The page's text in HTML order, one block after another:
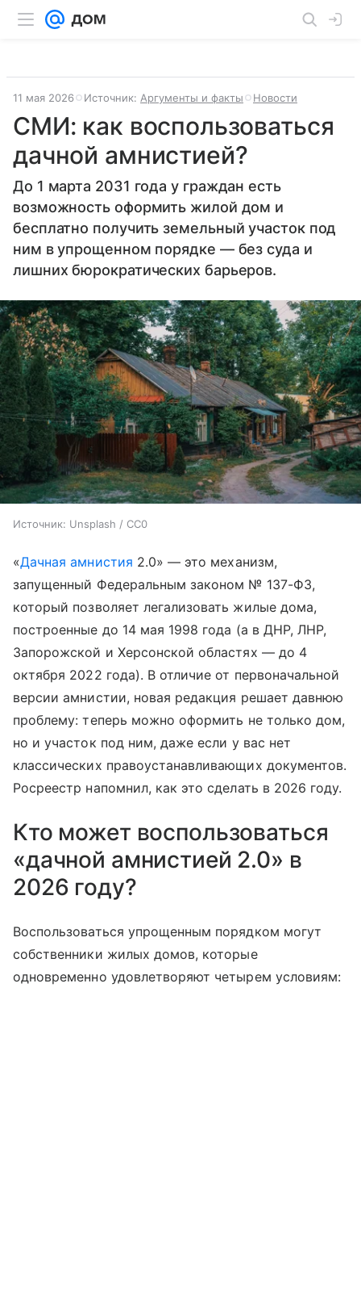
11 мая 2026 Источник: Аргументы и факты Новости
СМИ: как воспользоваться
дачной амнистией?
До 1 марта 2031 года у граждан есть
возможность оформить жилой дом и
бесплатно получить земельный участок под
ним в упрощенном порядке — без суда и
лишних бюрократических барьеров.
Источник: Unsplash / CC0
«Дачная амнистия 2.0» — это механизм,
запущенный Федеральным законом № 137-ФЗ,
который позволяет легализовать жилые дома,
построенные до 14 мая 1998 года (а в ДНР, ЛНР,
Запорожской и Херсонской областях — до 4
октября 2022 года). В отличие от первоначальной
версии амнистии, новая редакция решает давнюю
проблему: теперь можно оформить не только дом,
но и участок под ним, даже если у вас нет
классических правоустанавливающих документов.
Росреестр напомнил, как это сделать в 2026 году.
Кто может воспользоваться
«дачной амнистией 2.0» в
2026 году?
Воспользоваться упрощенным порядком могут
собственники жилых домов, которые
одновременно удовлетворяют четырем условиям: